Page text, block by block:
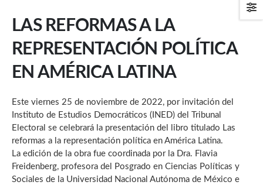
LAS REFORMAS A LA
REPRESENTACIÓN POLÍTICA
EN AMÉRICA LATINA
Este viernes 25 de noviembre de 2022, por invitación del
Instituto de Estudios Democráticos (INED) del Tribunal
Electoral se celebrará la presentación del libro titulado Las
reformas a la representación política en América Latina.
La edición de la obra fue coordinada por la Dra. Flavia
Freidenberg, profesora del Posgrado en Ciencias Políticas y
Sociales de la Universidad Nacional Autónoma de México e